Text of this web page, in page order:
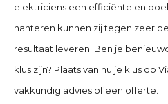
elektriciens een efficiënte en
hanteren kunnen zij tegen zeer
resultaat leveren. Ben je
klus zijn? Plaats van nu je klus op
vakkundig advies of een offerte.